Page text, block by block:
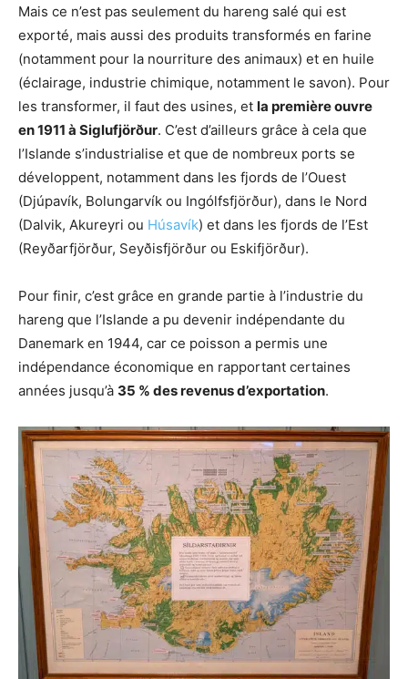
Mais ce n’est pas seulement du hareng salé qui est
exporté, mais aussi des produits transformés en farine
(notamment pour la nourriture des animaux) et en huile
(éclairage, industrie chimique, notamment le savon). Pour
les transformer, il faut des usines, et la première ouvre
en 1911 à Siglufjörður. C’est d’ailleurs grâce à cela que
l’Islande s’industrialise et que de nombreux ports se
développent, notamment dans les fjords de l’Ouest
(Djúpavík, Bolungarvík ou Ingólfsfjörður), dans le Nord
(Dalvik, Akureyri ou Húsavík) et dans les fjords de l’Est
(Reyðarfjörður, Seyðisfjörður ou Eskifjörður).
Pour finir, c’est grâce en grande partie à l’industrie du
hareng que l’Islande a pu devenir indépendante du
Danemark en 1944, car ce poisson a permis une
indépendance économique en rapportant certaines
années jusqu’à 35 % des revenus d’exportation.